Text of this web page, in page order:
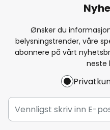
Ønsker du
belysningstrender, våre
abonnere på vårt
neste